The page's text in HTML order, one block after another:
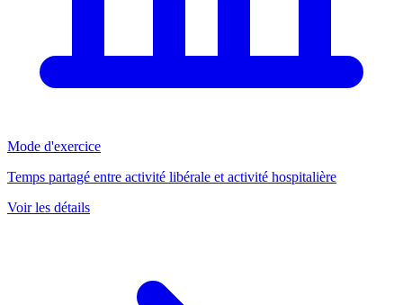
Mode d'exercice
Temps partagé entre activité libérale et activité hospitalière
Voir les détails